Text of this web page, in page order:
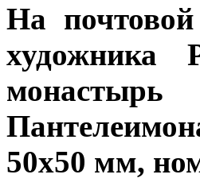
На
художника
50х50 мм,